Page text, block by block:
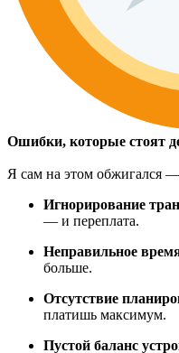
Ошибки, которые стоят
Я сам на этом обжигался
Игнорирование
— и переплата.
Неправильное
больше.
Отсутствие
платишь максимум.
Пустой баланс